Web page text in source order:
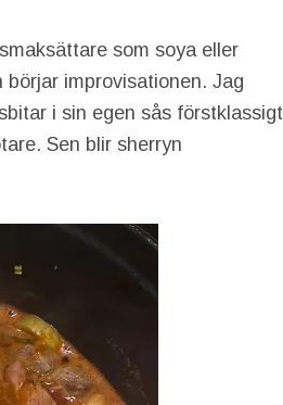
som soya eller
improvisationen. Jag
i sin egen sås förstklassigt
Sen blir sherryn